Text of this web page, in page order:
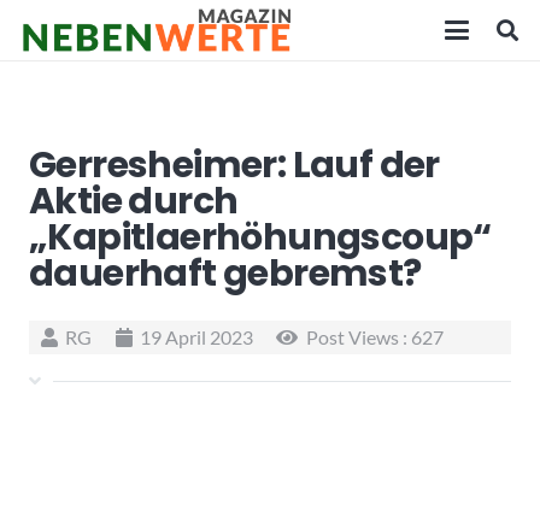
Gerresheimer: Lauf der
Aktie durch
„Kapitlaerhöhungscoup“
dauerhaft gebremst?
RG 19 April 2023 Post Views : 627